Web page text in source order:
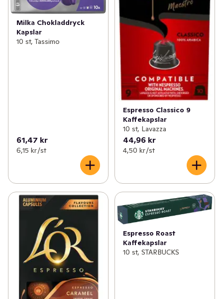
Milka Chokladdryck
Kapslar
10 st, Tassimo
61,47 kr
6,15 kr /st
Espresso Classico 9
Kaffekapslar
10 st, Lavazza
44,96 kr
4,50 kr /st
Espresso Roast
Kaffekapslar
10 st, STARBUCKS